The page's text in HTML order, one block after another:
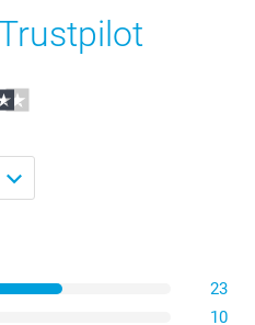
23
10